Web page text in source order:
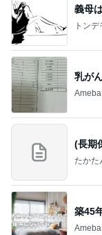
義母
トン
乳が
(長期
たかた
築45